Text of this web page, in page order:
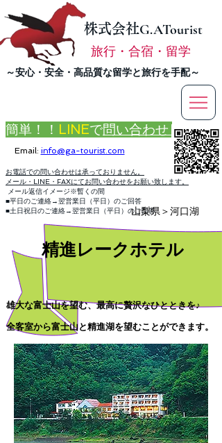
株式会社G.ATourist
旅行・合宿・留学
​～安心・安全・高品質な留学と旅行を手配～
Email: info@ga-tourist.com
簡単！！ LINEで問い合わせ
お電話での問い合わせは承っておりません。
メール・LINE・FAXにてお問い合わせをお願い致します。
メール返信イメージ※暫くの間
■平日のご連絡→翌営業日（平日）のご回答
■土日祝日のご連絡→翌営業日（平日）のご回答山梨県＞河口湖
​精進レークホテル
雄大な富士山を望む、最高に贅沢なひとときを♪
全客室から富士山と精進湖を望むことができます。